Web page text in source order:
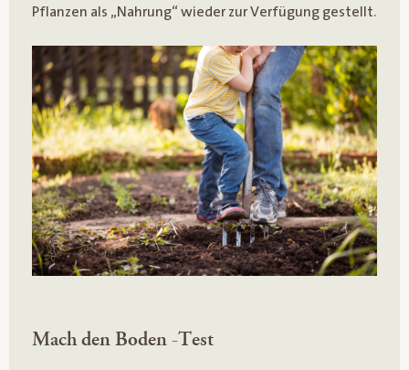
Pflanzen als „Nahrung“ wieder zur Verfügung gestellt.
Mach den Boden -Test